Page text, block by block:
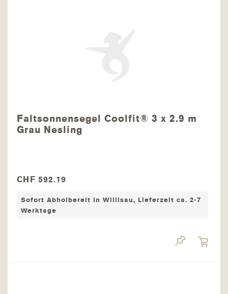
Faltsonnensegel Coolfit® 3 x 2.9 m
Grau Nesling
CHF 592.19
Sofort Abholbereit in Willisau, Lieferzeit ca. 2-7
Werktage